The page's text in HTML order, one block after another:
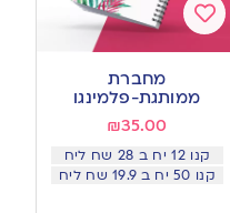
wishlist
מחברת
ממותגת-פלמינגו
₪35.00
קנו 12 יח ב 28 שח ליח
קנו 50 יח ב 19.9 שח ליח